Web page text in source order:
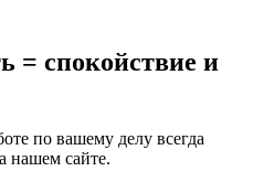
= спокойствие и
по вашему делу всегда
нашем сайте.